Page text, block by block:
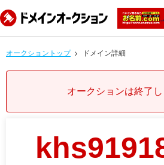
オークショントップ ドメイン詳細
オークションは終了し